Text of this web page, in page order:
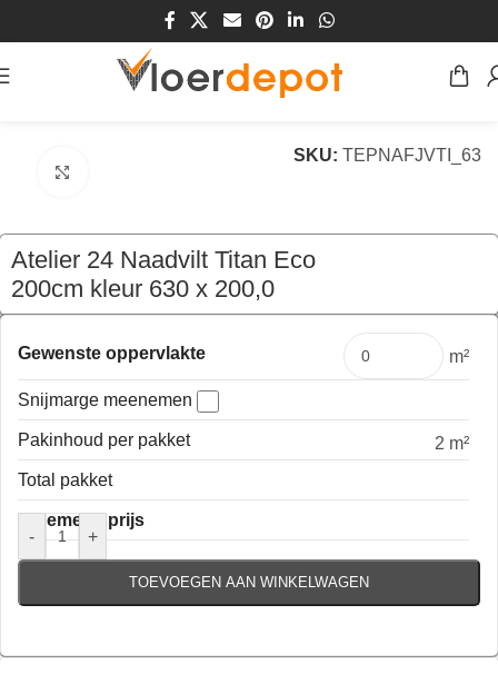
/Vloeren/Tapijt
SKU: TEPNAFJVTI_63
Atelier 24 Naadvilt Titan Eco
200cm kleur 630 x 200,0
€41,90 per mtr
Gewenste oppervlakte m²
Snijmarge meenemen
Pakinhoud per pakket
2 m²
Total pakket
Algemene prijs
-
+
TOEVOEGEN AAN WINKELWAGEN